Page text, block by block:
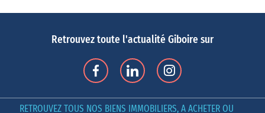
Retrouvez toute l'actualité Giboire sur
RETROUVEZ TOUS NOS BIENS IMMOBILIERS, A ACHETER OU